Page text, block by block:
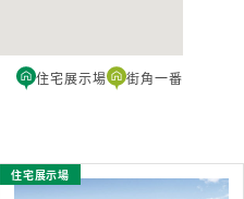
住宅展示場 街角一番
住宅展示場